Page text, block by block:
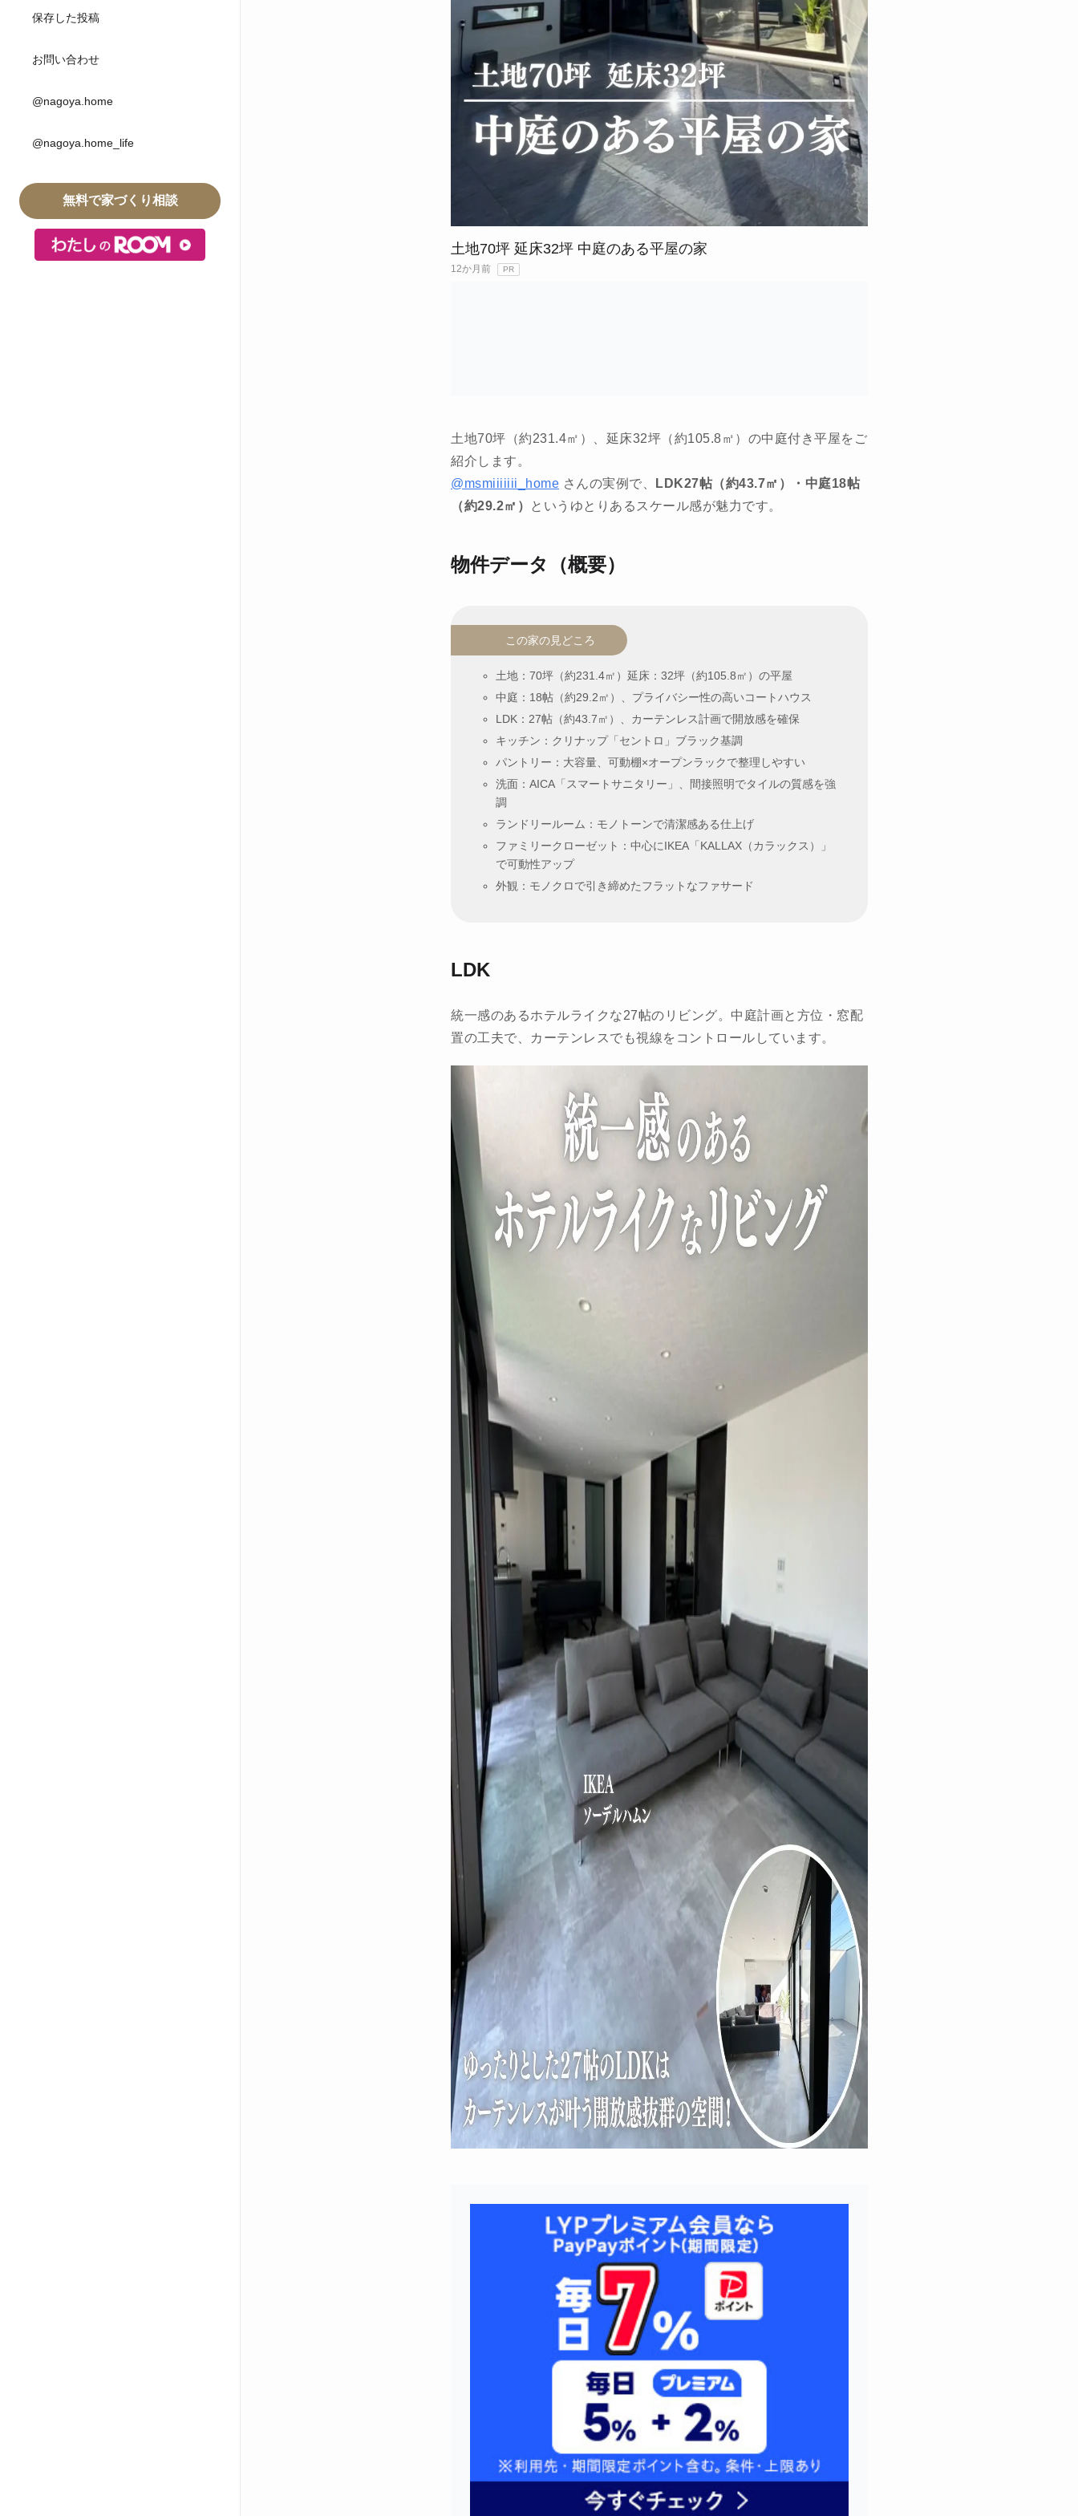
保存した投稿
お問い合わせ
@nagoya.home
@nagoya.home_life
無料で家づくり相談
土地70坪 延床32坪 中庭のある平屋の家
12か月前 PR
土地70坪（約231.4㎡）、延床32坪（約105.8㎡）の中庭付き平屋をご
紹介します。
@msmiiiiiii_home さんの実例で、
LDK27帖（約43.7㎡）・中庭18帖
（約29.2㎡）
というゆとりあるスケール感が魅力です。
物件データ（概要）
この家の見どころ
土地：70坪（約231.4㎡）延床：32坪（約105.8㎡）の平屋
中庭：18帖（約29.2㎡）、プライバシー性の高いコートハウス
LDK：27帖（約43.7㎡）、カーテンレス計画で開放感を確保
キッチン：クリナップ「セントロ」ブラック基調
パントリー：大容量、可動棚×オープンラックで整理しやすい
洗面：AICA「スマートサニタリー」、間接照明でタイルの質感を強
調
ランドリールーム：モノトーンで清潔感ある仕上げ
ファミリークローゼット：中心にIKEA「KALLAX（カラックス）」
で可動性アップ
外観：モノクロで引き締めたフラットなファサード
LDK
統一感のあるホテルライクな27帖のリビング。中庭計画と方位・窓配
置の工夫で、カーテンレスでも視線をコントロールしています。